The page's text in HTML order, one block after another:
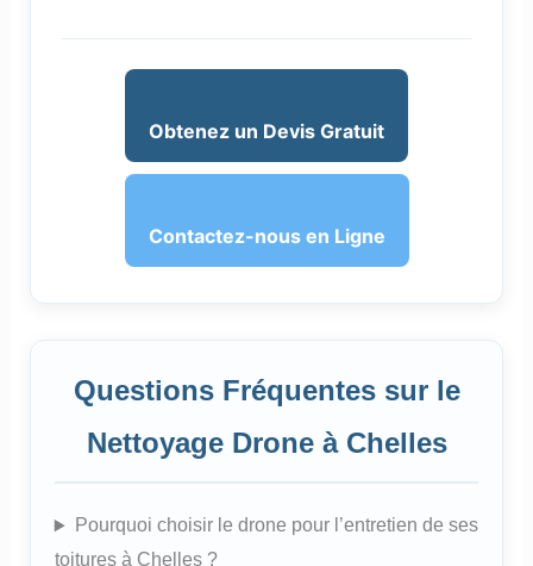
Obtenez un Devis Gratuit
Contactez-nous en Ligne
Questions Fréquentes sur le
Nettoyage Drone à Chelles
Pourquoi choisir le drone pour l’entretien de ses
toitures à Chelles ?